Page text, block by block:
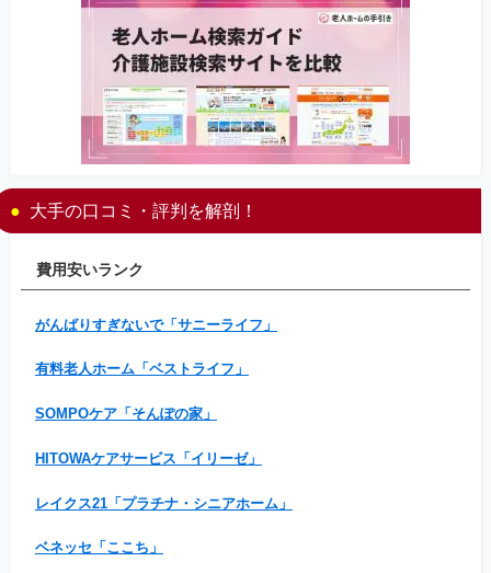
大手の口コミ・評判を解剖！
費用安いランク
がんばりすぎないで「サニーライフ」
有料老人ホーム「ベストライフ」
SOMPOケア「そんぽの家」
HITOWAケアサービス「イリーゼ」
レイクス21「プラチナ・シニアホーム」
ベネッセ「ここち」